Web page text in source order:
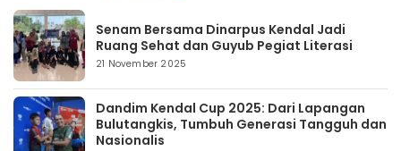
Senam Bersama Dinarpus Kendal Jadi
Ruang Sehat dan Guyub Pegiat Literasi
21 November 2025
Dandim Kendal Cup 2025: Dari Lapangan
Bulutangkis, Tumbuh Generasi Tangguh dan
Nasionalis